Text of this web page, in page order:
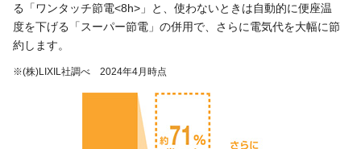
る「ワンタッチ節電<8h>」と、使わないときは自動的に便座温
度を下げる「スーパー節電」の併用で、さらに電気代を大幅に節
約します。
※(株)LIXIL社調べ 2024年4月時点